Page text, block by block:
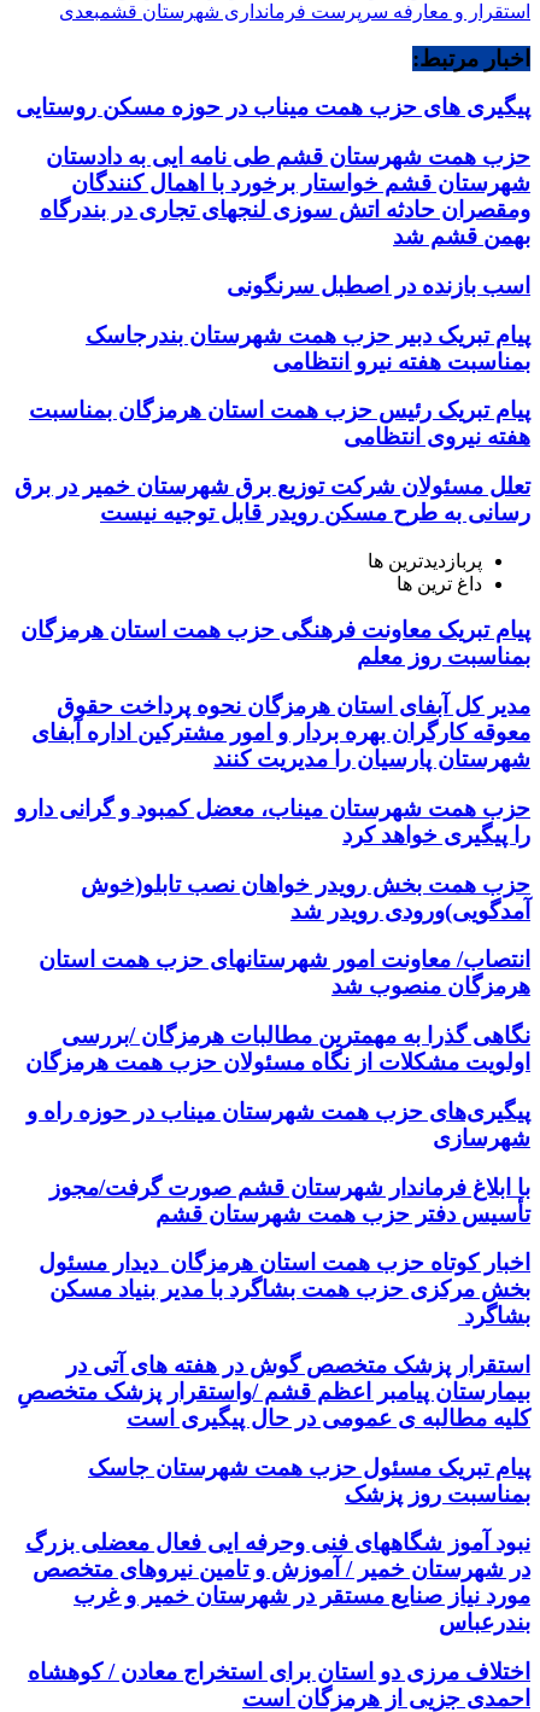
استقرار و معارفه سرپرست فرمانداری شهرستان قشمبعدی
اخبار مرتبط:
پیگیری های حزب همت میناب در حوزه مسکن روستایی
حزب همت شهرستان قشم طی نامه ایی به دادستان
شهرستان قشم خواستار برخورد با اهمال کنندگان
ومقصران حادثه اتش سوزی لنجهای تجاری در بندرگاه
بهمن قشم شد
اسب بازنده در اصطبل سرنگونی
پیام تبریک دبیر حزب همت شهرستان بندرجاسک
بمناسبت هفته نیرو انتظامی
پیام تبریک رئیس حزب همت استان هرمزگان بمناسبت
هفته نیروی انتظامی
تعلل مسئولان شرکت توزیع برق شهرستان خمیر در برق
رسانی به طرح مسکن رویدر قابل توجیه نیست
پربازدیدترین ها
داغ ترین ها
پیام تبریک معاونت فرهنگی حزب همت استان هرمزگان
بمناسبت روز معلم
مدیر کل آبفای استان هرمزگان نحوه پرداخت حقوق
معوقه کارگران بهره بردار و امور مشترکین اداره آبفای
شهرستان پارسیان را مدیریت کنند
حزب همت شهرستان میناب، معضل کمبود و گرانی دارو
را پیگیری خواهد کرد
حزب همت بخش رویدر خواهان نصب تابلو(خوش
آمدگویی)ورودی رویدر شد
انتصاب/ معاونت امور شهرستانهای حزب همت استان
هرمزگان منصوب شد
نگاهی گذرا به مهمترین مطالبات هرمزگان /بررسی
اولویت مشکلات از نگاه مسئولان حزب همت هرمزگان
پیگیری‌های حزب همت شهرستان میناب در حوزه راه و
شهرسازی
با ابلاغ فرماندار شهرستان قشم صورت گرفت/مجوز
تأسیس دفتر حزب همت شهرستان قشم
اخبار کوتاه حزب همت استان هرمزگان دیدار مسئول
بخش مرکزی حزب همت بشاگرد با مدیر بنیاد مسکن
بشاگرد
استقرار پزشک متخصص گوش در هفته های آتی در
بیمارستان پیامبر اعظم قشم /واستقرار پزشک متخصصِ
کلیه مطالبه ی عمومی در حال پیگیری است
پیام تبریک مسئول حزب همت شهرستان جاسک
بمناسبت روز پزشک
نبود آموز شگاههای فنی وحرفه ایی فعال معضلی بزرگ
در شهرستان خمیر / آموزش و تامین نیروهای متخصص
مورد نیاز صنایع مستقر در شهرستان خمیر و غرب
بندرعباس
اختلاف مرزی دو استان برای استخراج معادن / کوهشاه
احمدی جزیی از هرمزگان است